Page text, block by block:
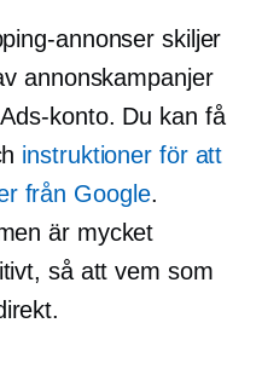
annonser skiljer
annonskampanjer
konto. Du kan få
instruktioner för att
från Google.
är mycket
så att vem som